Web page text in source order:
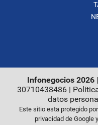
Infonegocios 2026
30710438486 |
datos
Este sitio esta protegido
privacidad de Googley